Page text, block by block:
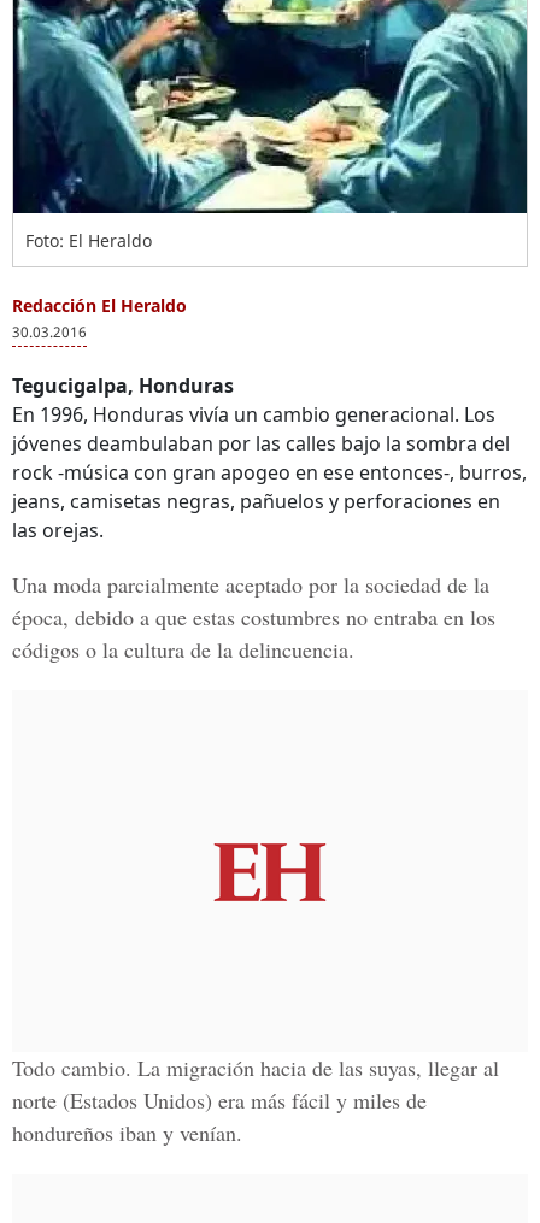
Foto: El Heraldo
Redacción El Heraldo
30.03.2016
Tegucigalpa, Honduras
En 1996, Honduras vivía un cambio generacional. Los
jóvenes deambulaban por las calles bajo la sombra del
rock -música con gran apogeo en ese entonces-, burros,
jeans, camisetas negras, pañuelos y perforaciones en
las orejas.
Una moda parcialmente aceptado por la sociedad de la
época, debido a que estas costumbres no entraba en los
códigos o la cultura de la delincuencia.
Todo cambio. La migración hacia de las suyas, llegar al
norte (Estados Unidos) era más fácil y miles de
hondureños iban y venían.